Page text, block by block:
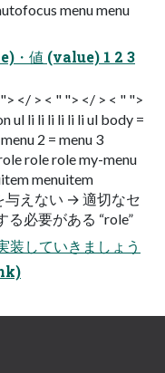
menu menu
・値 (value) 1 2 3
</ > < " "> </ > < " ">
ul li li li li li li ul body =
2 = menu 3
role role my-menu
menuitem
与えない → 適切なセ
必要がある “role”
していきましょう